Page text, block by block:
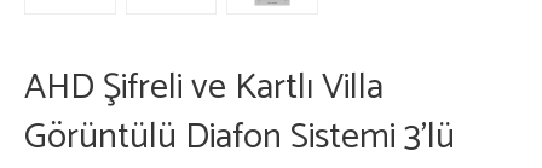
AHD Şifreli ve Kartlı Villa
Görüntülü Diafon Sistemi 3’lü